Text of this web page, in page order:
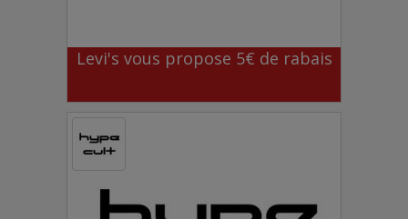
Levi's vous propose 5€ de rabais